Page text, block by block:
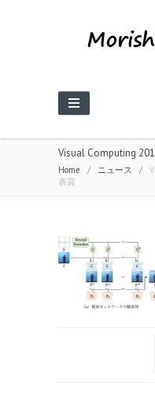
Visual Computing
Home / ニュース /
表賞